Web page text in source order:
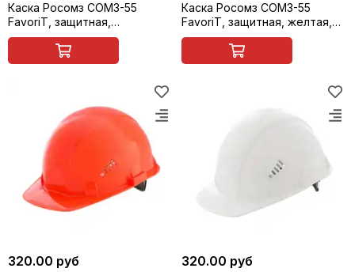
Каска Росомз СОМЗ-55
FavoriT, защитная,
оранжевая, арт. 75514
Каска Росомз СОМЗ-55
FavoriT, защитная, желтая,
арт. 75515
320.00 руб 320.00 руб